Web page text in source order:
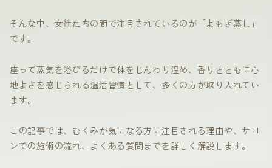
そんな中、女性たちの間で注目されているのが「よもぎ蒸し」
です。
座って蒸気を浴びるだけで体をじんわり温め、香りとともに心
地よさを感じられる温活習慣として、多くの方が取り入れてい
ます。
この記事では、むくみが気になる方に注目される理由や、サロ
ンでの施術の流れ、よくある質問までを詳しく解説します。